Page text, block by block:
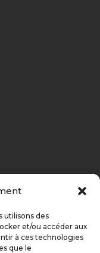
utilisons des
et/ou accéder aux
à ces technologies
que le